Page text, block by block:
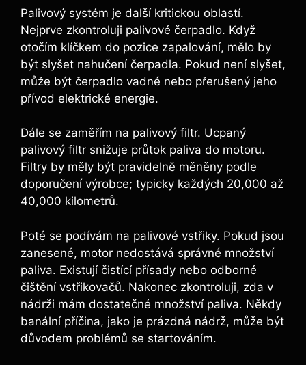
Palivový systém je další kritickou oblastí.
Nejprve zkontroluji palivové čerpadlo. Když
otočím klíčkem do pozice zapalování, mělo by
být slyšet nahučení čerpadla. Pokud není slyšet,
může být čerpadlo vadné nebo přerušený jeho
přívod elektrické energie.
Dále se zaměřím na palivový filtr. Ucpaný
palivový filtr snižuje průtok paliva do motoru.
Filtry by měly být pravidelně měněny podle
doporučení výrobce; typicky každých 20,000 až
40,000 kilometrů.
Poté se podívám na palivové vstřiky. Pokud jsou
zanesené, motor nedostává správné množství
paliva. Existují čistící přísady nebo odborné
čištění vstřikovačů. Nakonec zkontroluji, zda v
nádrži mám dostatečné množství paliva. Někdy
banální příčina, jako je prázdná nádrž, může být
důvodem problémů se startováním.